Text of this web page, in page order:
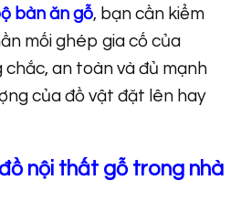
bàn ăn gỗ, bạn cần kiểm
mối ghép gia cố của
an toàn và đủ mạnh
của đồ vật đặt lên hay
nội thất gỗ trong nhà